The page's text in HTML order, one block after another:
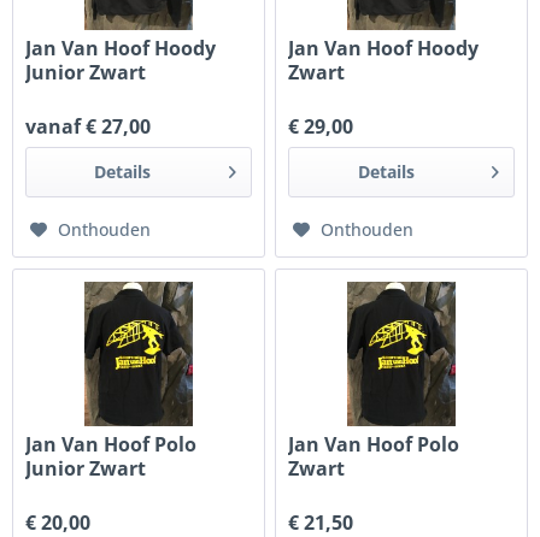
Jan Van Hoof Hoody
Junior Zwart
vanaf € 27,00
Details
Onthouden
Jan Van Hoof Hoody
Zwart
€ 29,00
Details
Onthouden
Jan Van Hoof Polo
Junior Zwart
€ 20,00
Jan Van Hoof Polo
Zwart
€ 21,50